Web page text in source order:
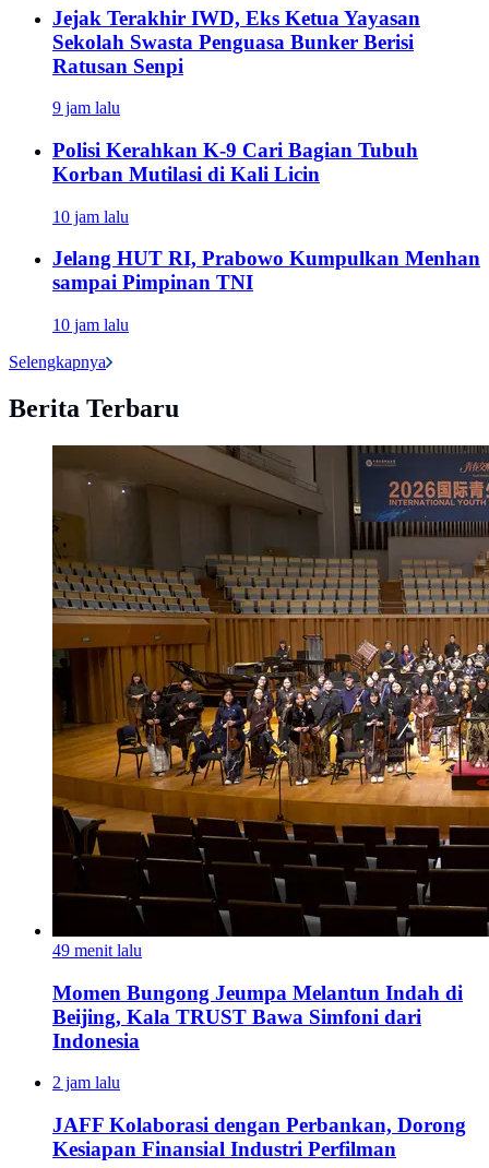
Jejak Terakhir IWD, Eks Ketua Yayasan
Sekolah Swasta Penguasa Bunker Berisi
Ratusan Senpi
9 jam lalu
Polisi Kerahkan K-9 Cari Bagian Tubuh
Korban Mutilasi di Kali Licin
10 jam lalu
Jelang HUT RI, Prabowo Kumpulkan Menhan
sampai Pimpinan TNI
10 jam lalu
Selengkapnya
Berita Terbaru
49 menit lalu
Momen Bungong Jeumpa Melantun Indah di
Beijing, Kala TRUST Bawa Simfoni dari
Indonesia
2 jam lalu
JAFF Kolaborasi dengan Perbankan, Dorong
Kesiapan Finansial Industri Perfilman